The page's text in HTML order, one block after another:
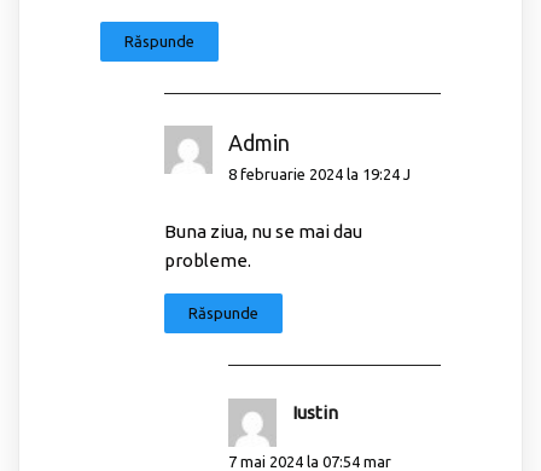
Răspunde
Admin
8 februarie 2024 la 19:24 J
Buna ziua, nu se mai dau
probleme.
Răspunde
Iustin
7 mai 2024 la 07:54 mar